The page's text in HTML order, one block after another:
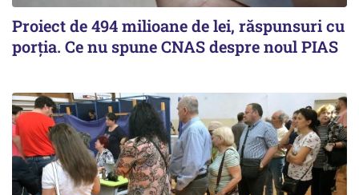
Proiect de 494 milioane de lei, răspunsuri cu
porția. Ce nu spune CNAS despre noul PIAS